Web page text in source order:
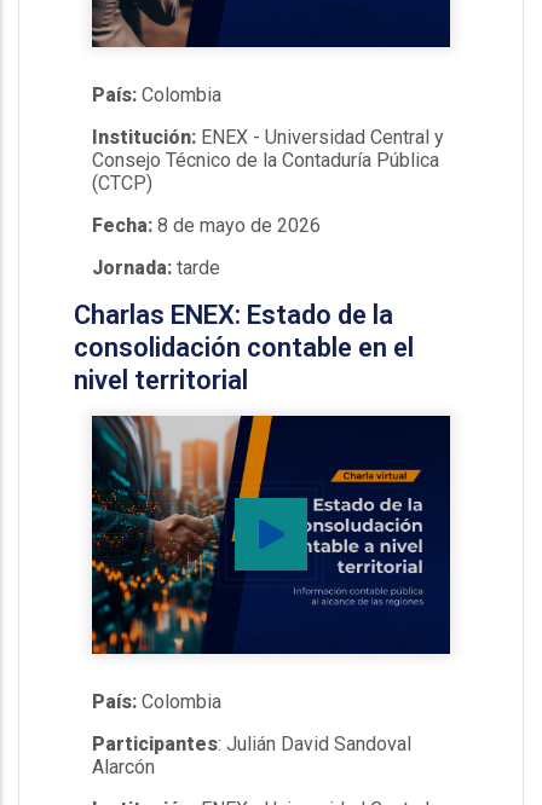
País: Colombia
Institución: ENEX - Universidad Central y
Consejo Técnico de la Contaduría Pública
(CTCP)
Fecha: 8 de mayo de 2026
Jornada: tarde
Charlas ENEX: Estado de la
consolidación contable en el
nivel territorial
País: Colombia
Participantes: Julián David Sandoval
Alarcón